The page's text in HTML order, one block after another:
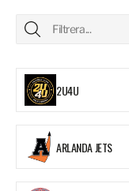
2U4U
ARLANDA JETS